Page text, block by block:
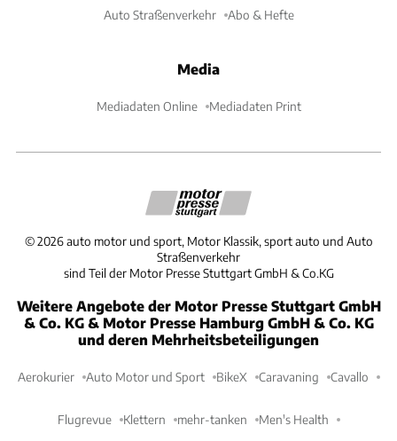
Auto Straßenverkehr Abo & Hefte
Media
Mediadaten Online Mediadaten Print
©2026 auto motor und sport, Motor Klassik, sport auto und Auto
Straßenverkehr
sind Teil der Motor Presse Stuttgart GmbH & Co.KG
Weitere Angebote der Motor Presse Stuttgart GmbH
& Co. KG & Motor Presse Hamburg GmbH & Co. KG
und deren Mehrheitsbeteiligungen
Aerokurier Auto Motor und Sport BikeX Caravaning Cavallo
Flugrevue Klettern mehr-tanken Men's Health